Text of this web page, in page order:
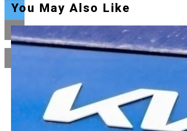
Pinterest
You May Also Like